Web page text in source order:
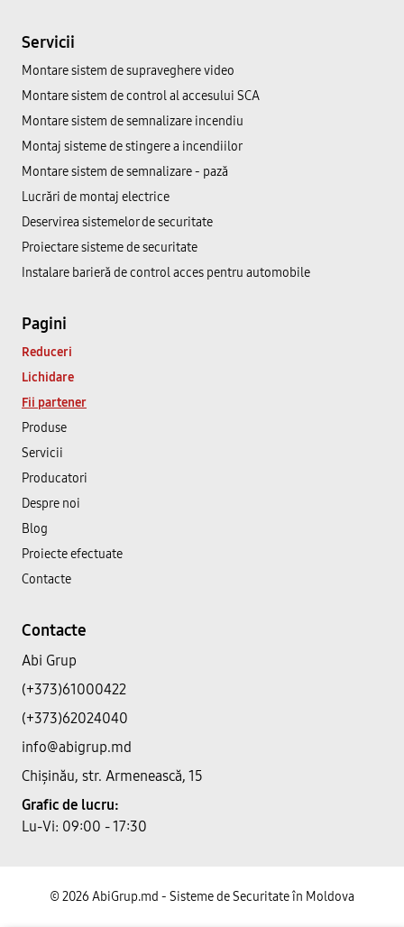
Servicii
Montare sistem de supraveghere video
Montare sistem de control al accesului SCA
Montare sistem de semnalizare incendiu
Montaj sisteme de stingere a incendiilor
Montare sistem de semnalizare - pază
Lucrări de montaj electrice
Deservirea sistemelor de securitate
Proiectare sisteme de securitate
Instalare barieră de control acces pentru automobile
Pagini
Reduceri
Lichidare
Fii partener
Produse
Servicii
Producatori
Despre noi
Blog
Proiecte efectuate
Contacte
Contacte
Abi Grup
(+373)61000422
(+373)62024040
info@abigrup.md
Chișinău, str. Armenească, 15
Grafic de lucru:
Lu-Vi: 09:00 - 17:30
© 2026 AbiGrup.md - Sisteme de Securitate în Moldova